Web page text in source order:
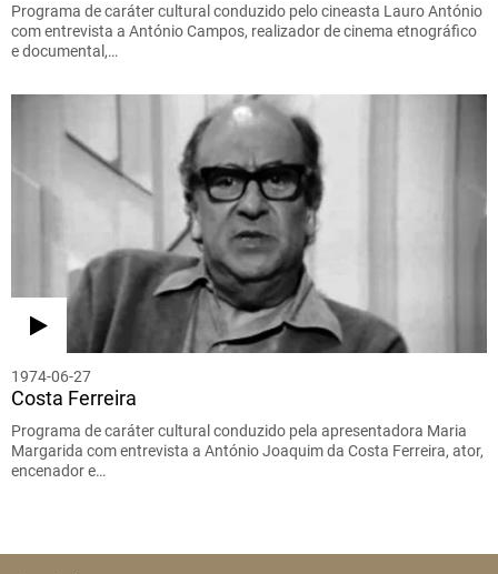
Programa de caráter cultural conduzido pelo cineasta Lauro António
com entrevista a António Campos, realizador de cinema etnográfico
e documental,…
1974-06-27
Costa Ferreira
Programa de caráter cultural conduzido pela apresentadora Maria
Margarida com entrevista a António Joaquim da Costa Ferreira, ator,
encenador e…